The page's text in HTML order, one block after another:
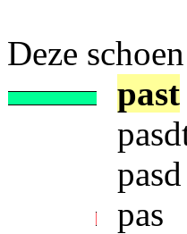
Deze
past
pasd
pas